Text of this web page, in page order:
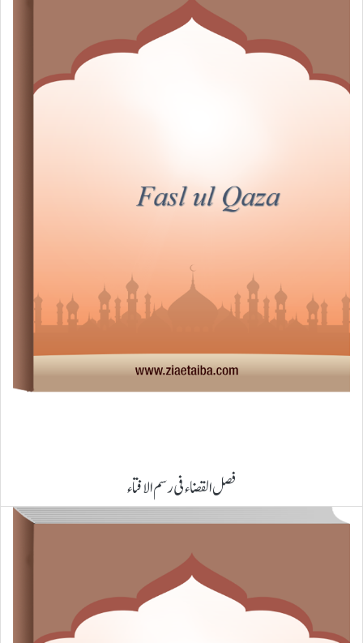
فصل القضاء فی رسم الافتاء